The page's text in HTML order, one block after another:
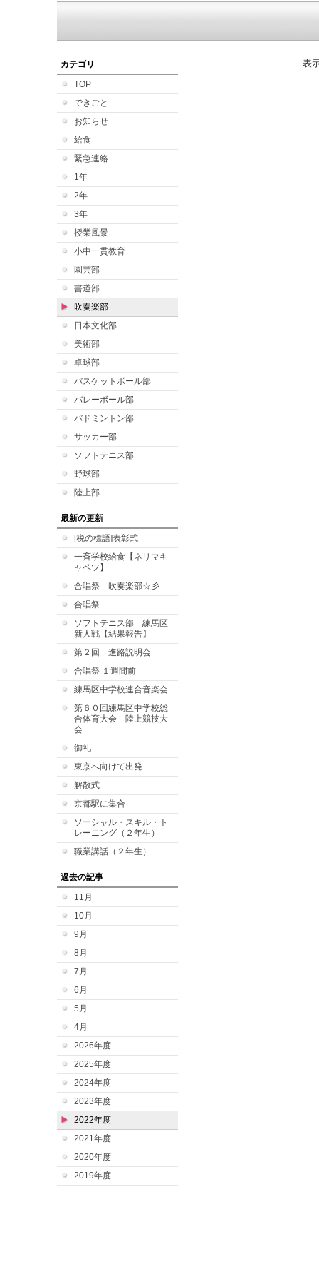
カテゴリ
TOP
できごと
お知らせ
給食
緊急連絡
1年
2年
3年
授業風景
小中一貫教育
園芸部
書道部
吹奏楽部
日本文化部
美術部
卓球部
バスケットボール部
バレーボール部
バドミントン部
サッカー部
ソフトテニス部
野球部
陸上部
最新の更新
[税の標語]表彰式
一斉学校給食【ネリマキ
ャベツ】
合唱祭 吹奏楽部☆彡
合唱祭
ソフトテニス部 練馬区
新人戦【結果報告】
第２回 進路説明会
合唱祭 １週間前
練馬区中学校連合音楽会
第６０回練馬区中学校総
合体育大会 陸上競技大
会
御礼
東京へ向けて出発
解散式
京都駅に集合
ソーシャル・スキル・ト
レーニング（２年生）
職業講話（２年生）
過去の記事
11月
10月
9月
8月
7月
6月
5月
4月
2026年度
2025年度
2024年度
2023年度
2022年度
2021年度
2020年度
2019年度
表